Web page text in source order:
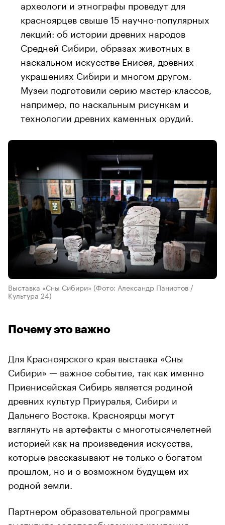
археологи и этнографы проведут для
красноярцев свыше 15 научно-популярных
лекций: об истории древних народов
Средней Сибири, образах животных в
наскальном искусстве Енисея, древних
украшениях Сибири и многом другом.
Музеи подготовили серию мастер-классов,
например, по наскальным рисункам и
технологии древних каменных орудий.
Выставка «Сны Сибири» (Фото: Александр Паниотов /
Культура 24)
Почему это важно
Для Красноярского края выставка «Сны
Сибири» — важное событие, так как именно
Приенисейская Сибирь является родиной
древних культур Приуралья, Сибири и
Дальнего Востока. Красноярцы могут
взглянуть на артефакты с многотысячелетней
историей как на произведения искусства,
которые рассказывают не только о богатом
прошлом, но и о возможном будущем их
родной земли.
Партнером образовательной программы